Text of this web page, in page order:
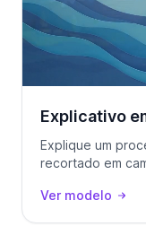
Explicativo
Explique um
recortado em
Ver modelo